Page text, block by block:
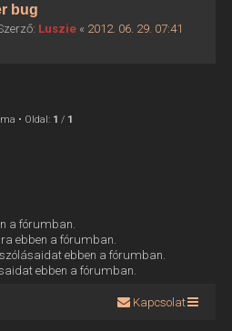
bug
Luszie« 2012. 06. 29. 07:41
• Oldal: 1 / 1
a fórumban.
ebben a fórumban.
ebben a fórumban.
ebben a fórumban.
Kapcsolat